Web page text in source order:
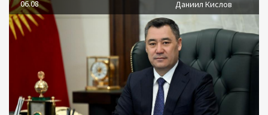
06.08 Даниил Кислов